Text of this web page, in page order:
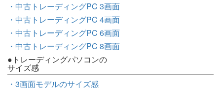
・中古トレーディングPC 3画面
・中古トレーディングPC 4画面
・中古トレーディングPC 6画面
・中古トレーディングPC 8画面
●トレーディングパソコンの
サイズ感
・3画面モデルのサイズ感